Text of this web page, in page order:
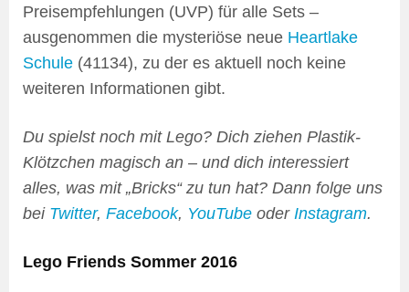
Preisempfehlungen (UVP) für alle Sets –
ausgenommen die mysteriöse neue Heartlake
Schule (41134), zu der es aktuell noch keine
weiteren Informationen gibt.
Du spielst noch mit Lego? Dich ziehen Plastik-
Klötzchen magisch an – und dich interessiert
alles, was mit „Bricks“ zu tun hat? Dann folge uns
bei Twitter, Facebook, YouTube oder Instagram.
Lego Friends Sommer 2016